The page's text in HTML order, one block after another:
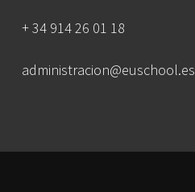
+ 34 914 26 01 18
administracion@euschool.es